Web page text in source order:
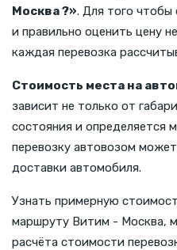
Москва ?». Для того чтобы
и правильно оценить цену
каждая перевозка
Стоимость места на
зависит не только от
состояния и определяется
перевозку автовозом
доставки автомобиля.
Узнать примерную
маршруту Витим - Москва,
расчёта стоимости